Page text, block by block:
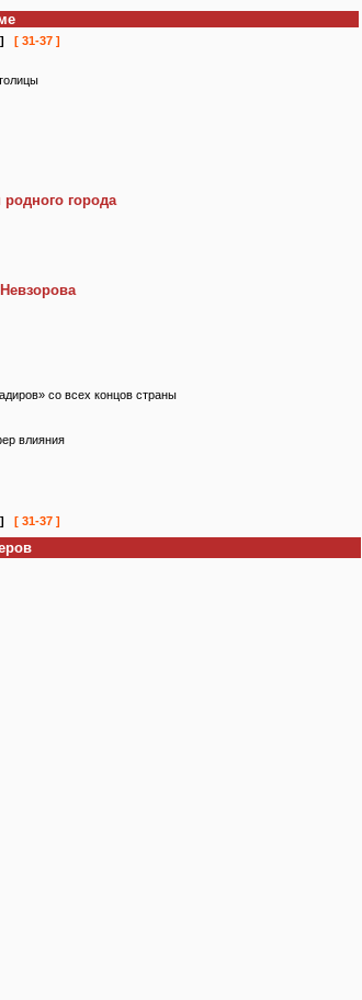
[ 31-37 ]
родного города
со всех концов страны
влияния
[ 31-37 ]